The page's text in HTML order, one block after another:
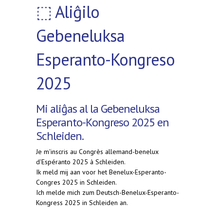
⬚ Aliĝilo
Gebeneluksa
Esperanto-Kongreso
2025
Mi aliĝas al la Gebeneluksa
Esperanto-Kongreso 2025 en
Schleiden.
Je m'inscris au Congrès allemand-benelux
d'Espéranto 2025 à Schleiden.
Ik meld mij aan voor het Benelux-Esperanto-
Congres 2025 in Schleiden.
Ich melde mich zum Deutsch-Benelux-Esperanto-
Kongress 2025 in Schleiden an.